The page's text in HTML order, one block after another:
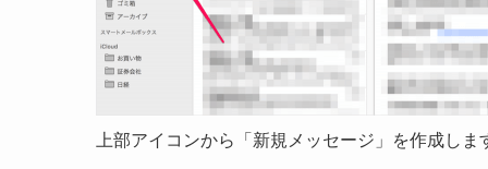
上部アイコンから「新規メッセージ」を作成しま